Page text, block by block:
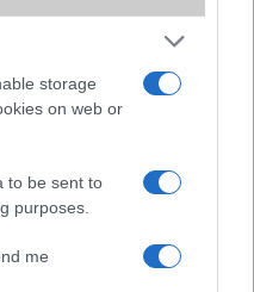
storage
on web or
to be sent to
purposes.
me
adatvédelmi kijelzőn
már 14.000 mAh-s